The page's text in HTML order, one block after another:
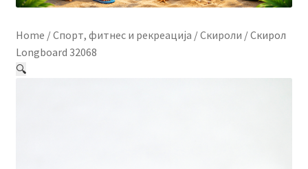
Корисничка подршка
Home /Спорт, фитнес и рекреација /Скироли /Скирол
Longboard 32068
🔍